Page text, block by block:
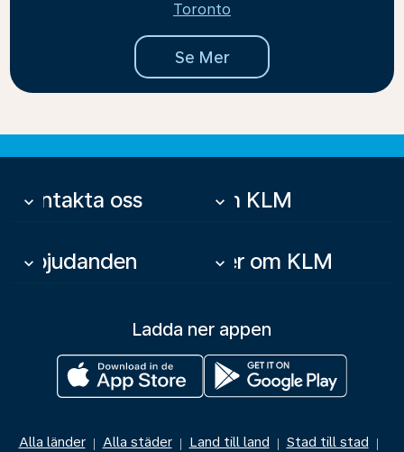
Toronto
Se Mer
Kontakta oss
keyboard_arrow_down Om KLM
keyboard_arrow_down
Erbjudanden
keyboard_arrow_down Mer om KLM
keyboard_arrow_down
Ladda ner appen
Alla länder | Alla städer | Land till land | Stad till stad |